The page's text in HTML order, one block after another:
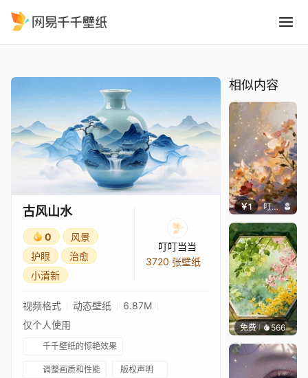
古风山水
0
风景
护眼
治愈
小清新
叮叮当当
3720 张壁纸
视频格式 动态壁纸
6.87M
仅个人使用
千千壁纸的惊艳效果
调整画质和性能 版权声明
相似内容
￥1 叮叮当当
免费 566渔小小